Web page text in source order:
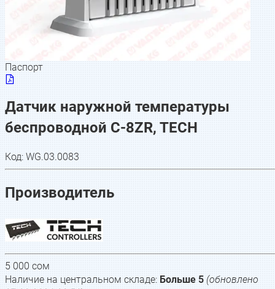
Паспорт
Датчик наружной температуры
беспроводной C-8ZR, TECH
Код:WG.03.0083
Производитель
5 000сом
Наличие на центральном складе: Больше 5 (обновлено